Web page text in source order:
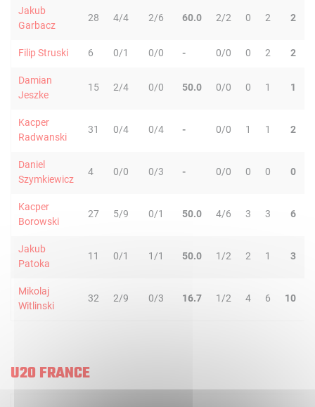
Jakub
Garbacz
28 4/4 2/6 60.0 2/2 0 2 2
Filip Struski 6 0/1 0/0 - 0/0 0 2 2
Damian
Jeszke
15 2/4 0/0 50.0 0/0 0 1 1
Kacper
Radwanski
31 0/4 0/4 - 0/0 1 1 2
Daniel
Szymkiewicz
4 0/0 0/3 - 0/0 0 0 0
Kacper
Borowski
27 5/9 0/1 50.0 4/6 3 3 6
Jakub
Patoka
11 0/1 1/1 50.0 1/2 2 1 3
Mikolaj
Witlinski
32 2/9 0/3 16.7 1/2 4 6 10
U20 FRANCE